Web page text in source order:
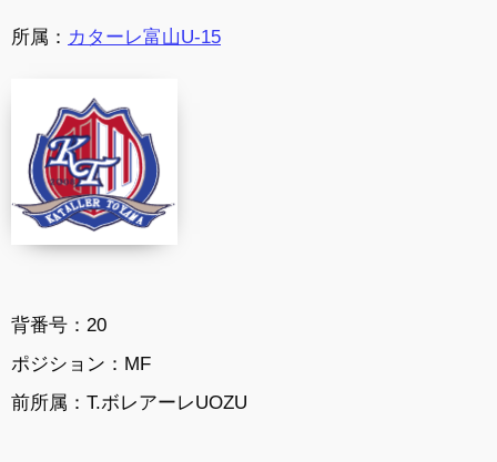
所属： カターレ富山U-15
背番号：20
ポジション：MF
前所属：T.ボレアーレUOZU